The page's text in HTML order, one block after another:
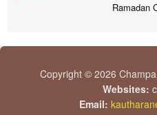
Ramadan
Copyright © 2026
Websites:
Email: